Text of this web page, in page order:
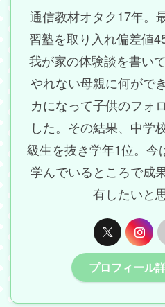
通信教材オタク17年。
習塾を取り入れ偏差値
我が家の体験談を書い
やれない母親に何がで
カになって子供のフォ
した。その結果、中学
級生を抜き学年1位。今
学んでいるところで成
有したいと
プロフィール